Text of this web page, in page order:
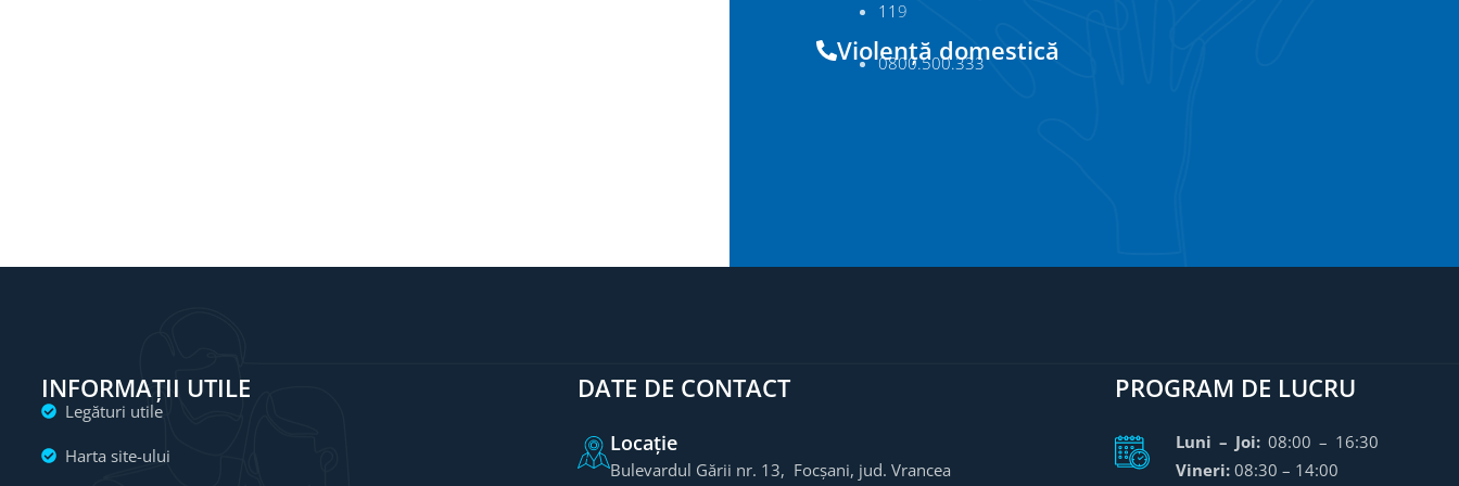
11 9
Violență domestică
0800.500.333
INFORMAȚII UTILE
Legături utile
Harta site-ului
DATE DE CONTACT
Locație
Bulevardul Gării nr. 13, Focșani, jud. Vrancea
PROGRAM DE LUCRU
Luni – Joi:08:00 – 16:30
Vineri:08:30 – 14:00